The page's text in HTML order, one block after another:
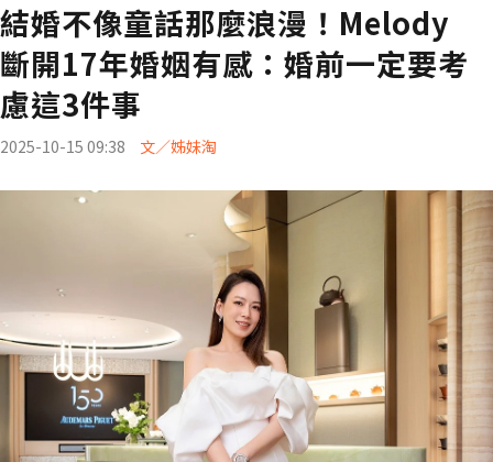
結婚不像童話那麼浪漫！Melody
斷開17年婚姻有感：婚前一定要考
慮這3件事
2025-10-15 09:38 文／姊妹淘